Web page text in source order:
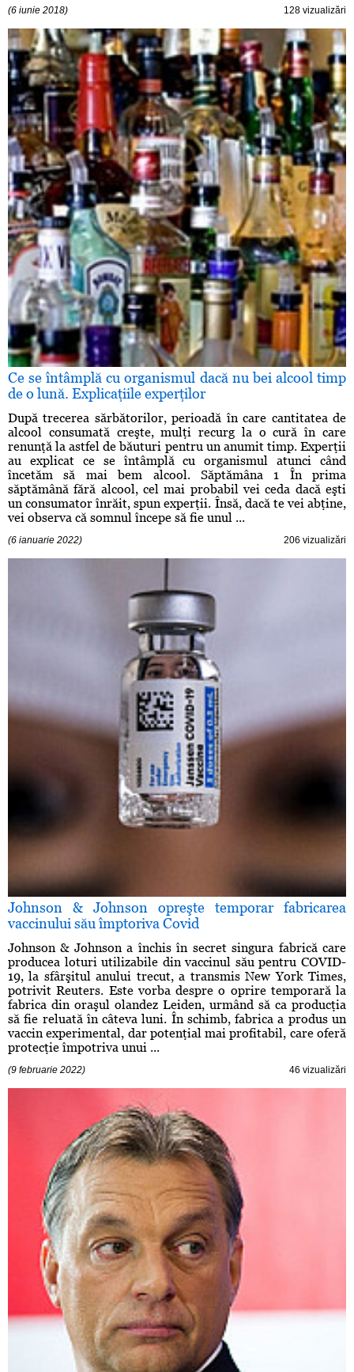
(6 iunie 2018) 128 vizualizări
Ce se întâmplă cu organismul dacă nu bei alcool timp
de o lună. Explicaţiile experţilor
După trecerea sărbătorilor, perioadă în care cantitatea de
alcool consumată creşte, mulţi recurg la o cură în care
renunţă la astfel de băuturi pentru un anumit timp. Experţii
au explicat ce se întâmplă cu organismul atunci când
încetăm să mai bem alcool. Săptămâna 1 În prima
săptămână fără alcool, cel mai probabil vei ceda dacă eşti
un consumator înrăit, spun experţii. Însă, dacă te vei abţine,
vei observa că somnul începe să fie unul ...
(6 ianuarie 2022) 206 vizualizări
Johnson & Johnson opreşte temporar fabricarea
vaccinului său împtoriva Covid
Johnson & Johnson a închis în secret singura fabrică care
producea loturi utilizabile din vaccinul său pentru COVID-
19, la sfârşitul anului trecut, a transmis New York Times,
potrivit Reuters. Este vorba despre o oprire temporară la
fabrica din oraşul olandez Leiden, urmând să ca producţia
să fie reluată în câteva luni. În schimb, fabrica a produs un
vaccin experimental, dar potenţial mai profitabil, care oferă
protecţie împotriva unui ...
(9 februarie 2022) 46 vizualizări